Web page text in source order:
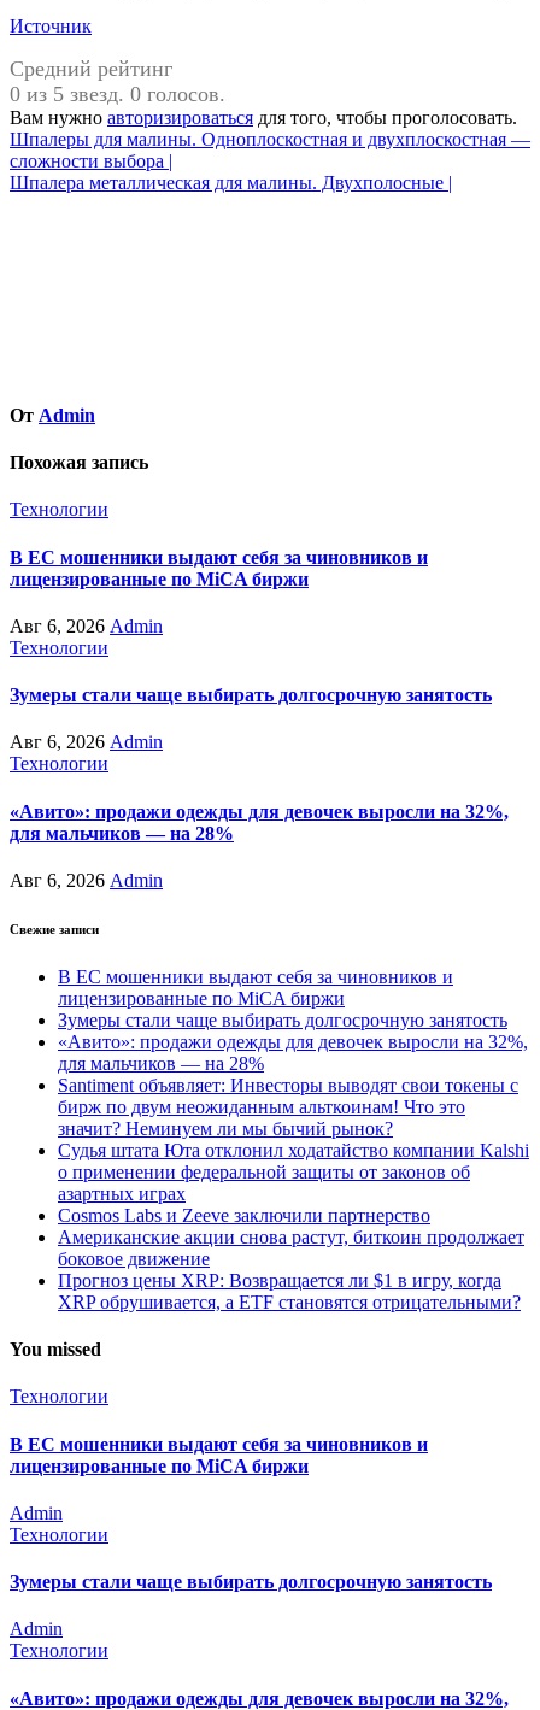
Источник
Средний рейтинг
0 из 5 звезд. 0 голосов.
Вам нужно авторизироваться для того, чтобы проголосовать.
Навигация
по
Шпалеры для малины. Одноплоскостная и двухплоскостная —
сложности выбора |
Шпалера металлическая для малины. Двухполосные |
От Admin
Похожая запись
Технологии
В ЕС мошенники выдают себя за чиновников и
лицензированные по MiCA биржи
Авг 6, 2026 Admin
Технологии
Зумеры стали чаще выбирать долгосрочную занятость
Авг 6, 2026 Admin
Технологии
«Авито»: продажи одежды для девочек выросли на 32%,
для мальчиков — на 28%
Авг 6, 2026 Admin
Свежие записи
В ЕС мошенники выдают себя за чиновников и
лицензированные по MiCA биржи
Зумеры стали чаще выбирать долгосрочную занятость
«Авито»: продажи одежды для девочек выросли на 32%,
для мальчиков — на 28%
Santiment объявляет: Инвесторы выводят свои токены с
бирж по двум неожиданным альткоинам! Что это
значит? Неминуем ли мы бычий рынок?
Судья штата Юта отклонил ходатайство компании Kalshi
о применении федеральной защиты от законов об
азартных играх
Cosmos Labs и Zeeve заключили партнерство
Американские акции снова растут, биткоин продолжает
боковое движение
Прогноз цены XRP: Возвращается ли $1 в игру, когда
XRP обрушивается, а ETF становятся отрицательными?
You missed
Технологии
В ЕС мошенники выдают себя за чиновников и
лицензированные по MiCA биржи
Admin
Технологии
Зумеры стали чаще выбирать долгосрочную занятость
Admin
Технологии
«Авито»: продажи одежды для девочек выросли на 32%,